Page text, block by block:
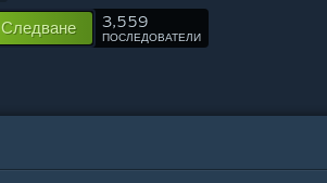
Следване 3,559
ПОСЛЕДОВАТЕЛИ